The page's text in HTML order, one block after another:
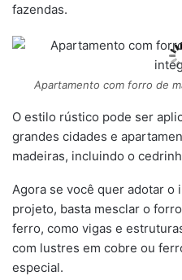
fazendas.
Apartamento com forro de
O estilo rústico pode ser
grandes cidades e
madeiras, incluindo o
Agora se você quer adotar o
projeto, basta mesclar o
ferro, como vigas e
com lustres em cobre ou
especial.